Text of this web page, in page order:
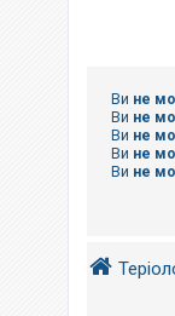
Ви не
Ви не
Ви не
Ви не
Ви не